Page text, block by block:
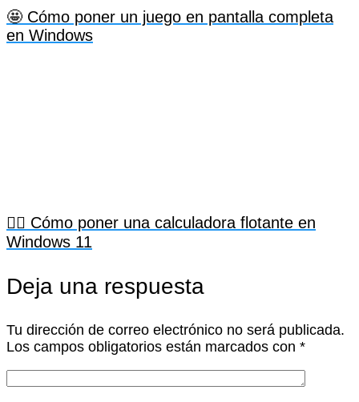
🤩 Cómo poner un juego en pantalla completa
en Windows
🤷‍♀️ Cómo poner una calculadora flotante en
Windows 11
Deja una respuesta
Tu dirección de correo electrónico no será publicada.
Los campos obligatorios están marcados con *